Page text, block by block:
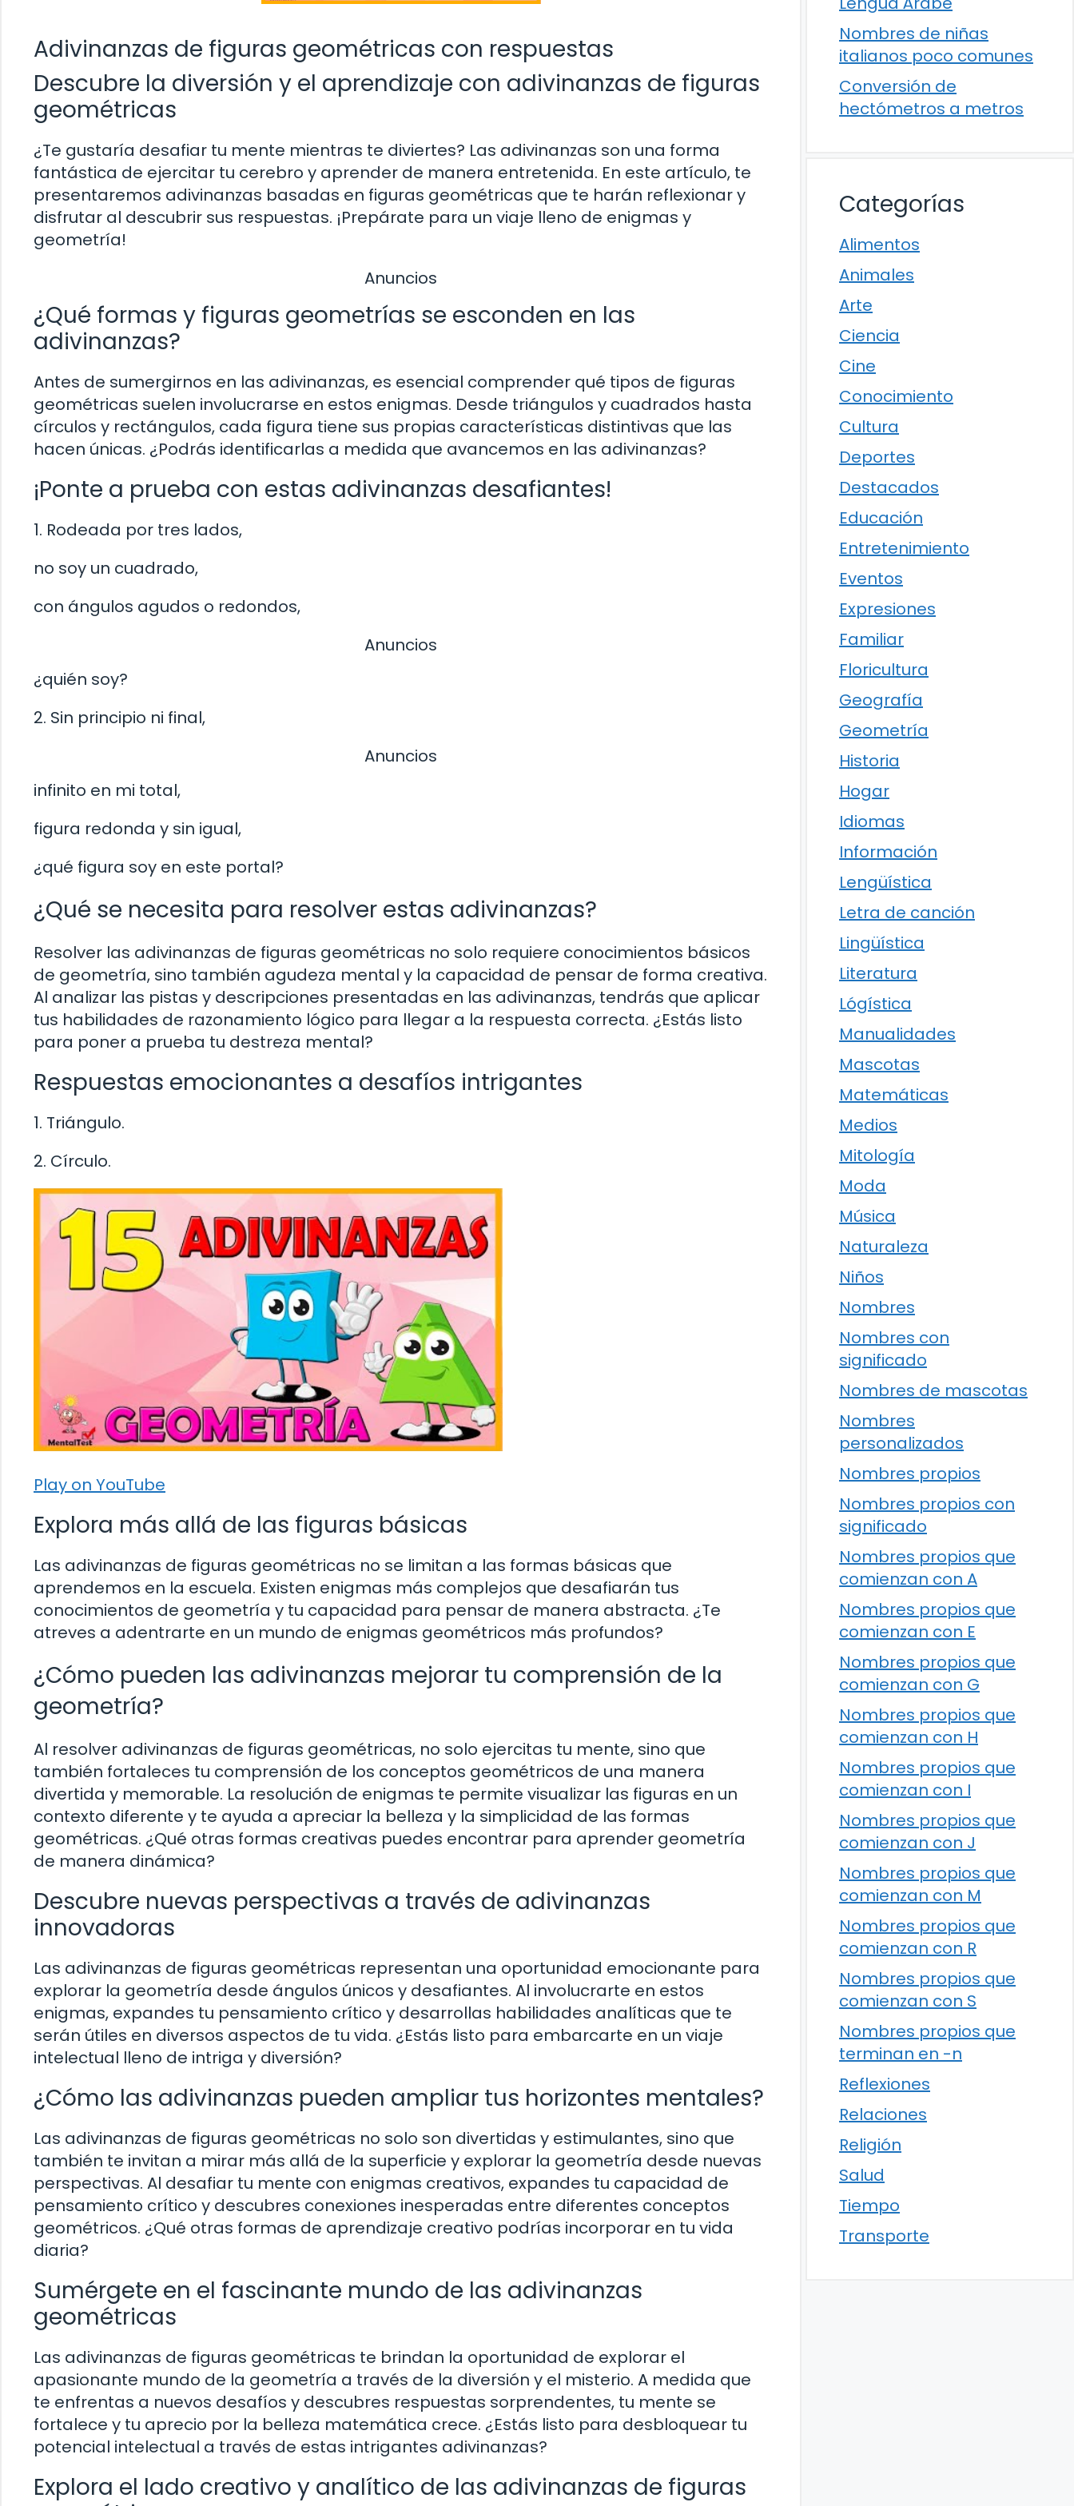
Adivinanzas de figuras geométricas con respuestas
Descubre la diversión y el aprendizaje con adivinanzas de figuras
geométricas
¿Te gustaría desafiar tu mente mientras te diviertes? Las adivinanzas son una forma
fantástica de ejercitar tu cerebro y aprender de manera entretenida. En este artículo, te
presentaremos adivinanzas basadas en figuras geométricas que te harán reflexionar y
disfrutar al descubrir sus respuestas. ¡Prepárate para un viaje lleno de enigmas y
geometría!
Anuncios
¿Qué formas y figuras geometrías se esconden en las
adivinanzas?
Antes de sumergirnos en las adivinanzas, es esencial comprender qué tipos de figuras
geométricas suelen involucrarse en estos enigmas. Desde triángulos y cuadrados hasta
círculos y rectángulos, cada figura tiene sus propias características distintivas que las
hacen únicas. ¿Podrás identificarlas a medida que avancemos en las adivinanzas?
¡Ponte a prueba con estas adivinanzas desafiantes!
1. Rodeada por tres lados,
no soy un cuadrado,
con ángulos agudos o redondos,
Anuncios
¿quién soy?
2. Sin principio ni final,
Anuncios
infinito en mi total,
figura redonda y sin igual,
¿qué figura soy en este portal?
¿Qué se necesita para resolver estas adivinanzas?
Resolver las adivinanzas de figuras geométricas no solo requiere conocimientos básicos
de geometría, sino también agudeza mental y la capacidad de pensar de forma creativa.
Al analizar las pistas y descripciones presentadas en las adivinanzas, tendrás que aplicar
tus habilidades de razonamiento lógico para llegar a la respuesta correcta. ¿Estás listo
para poner a prueba tu destreza mental?
Respuestas emocionantes a desafíos intrigantes
1. Triángulo.
2. Círculo.
Play on YouTube
Explora más allá de las figuras básicas
Las adivinanzas de figuras geométricas no se limitan a las formas básicas que
aprendemos en la escuela. Existen enigmas más complejos que desafiarán tus
conocimientos de geometría y tu capacidad para pensar de manera abstracta. ¿Te
atreves a adentrarte en un mundo de enigmas geométricos más profundos?
¿Cómo pueden las adivinanzas mejorar tu comprensión de la
geometría?
Al resolver adivinanzas de figuras geométricas, no solo ejercitas tu mente, sino que
también fortaleces tu comprensión de los conceptos geométricos de una manera
divertida y memorable. La resolución de enigmas te permite visualizar las figuras en un
contexto diferente y te ayuda a apreciar la belleza y la simplicidad de las formas
geométricas. ¿Qué otras formas creativas puedes encontrar para aprender geometría
de manera dinámica?
Descubre nuevas perspectivas a través de adivinanzas
innovadoras
Las adivinanzas de figuras geométricas representan una oportunidad emocionante para
explorar la geometría desde ángulos únicos y desafiantes. Al involucrarte en estos
enigmas, expandes tu pensamiento crítico y desarrollas habilidades analíticas que te
serán útiles en diversos aspectos de tu vida. ¿Estás listo para embarcarte en un viaje
intelectual lleno de intriga y diversión?
¿Cómo las adivinanzas pueden ampliar tus horizontes mentales?
Las adivinanzas de figuras geométricas no solo son divertidas y estimulantes, sino que
también te invitan a mirar más allá de la superficie y explorar la geometría desde nuevas
perspectivas. Al desafiar tu mente con enigmas creativos, expandes tu capacidad de
pensamiento crítico y descubres conexiones inesperadas entre diferentes conceptos
geométricos. ¿Qué otras formas de aprendizaje creativo podrías incorporar en tu vida
diaria?
Sumérgete en el fascinante mundo de las adivinanzas
geométricas
Las adivinanzas de figuras geométricas te brindan la oportunidad de explorar el
apasionante mundo de la geometría a través de la diversión y el misterio. A medida que
te enfrentas a nuevos desafíos y descubres respuestas sorprendentes, tu mente se
fortalece y tu aprecio por la belleza matemática crece. ¿Estás listo para desbloquear tu
potencial intelectual a través de estas intrigantes adivinanzas?
Explora el lado creativo y analítico de las adivinanzas de figuras
Nombres de niñas
italianos poco comunes
Conversión de
hectómetros a metros
Categorías
Alimentos
Animales
Arte
Ciencia
Cine
Conocimiento
Cultura
Deportes
Destacados
Educación
Entretenimiento
Eventos
Expresiones
Familiar
Floricultura
Geografía
Geometría
Historia
Hogar
Idiomas
Información
Lengüística
Letra de canción
Lingüística
Literatura
Lógística
Manualidades
Mascotas
Matemáticas
Medios
Mitología
Moda
Música
Naturaleza
Niños
Nombres
Nombres con
significado
Nombres de mascotas
Nombres
personalizados
Nombres propios
Nombres propios con
significado
Nombres propios que
comienzan con A
Nombres propios que
comienzan con E
Nombres propios que
comienzan con G
Nombres propios que
comienzan con H
Nombres propios que
comienzan con I
Nombres propios que
comienzan con J
Nombres propios que
comienzan con M
Nombres propios que
comienzan con R
Nombres propios que
comienzan con S
Nombres propios que
terminan en -n
Reflexiones
Relaciones
Religión
Salud
Tiempo
Transporte